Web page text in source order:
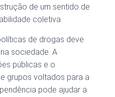
de um sentido de
coletiva.
de drogas deve
sociedade. A
públicas e o
grupos voltados para a
pode ajudar a